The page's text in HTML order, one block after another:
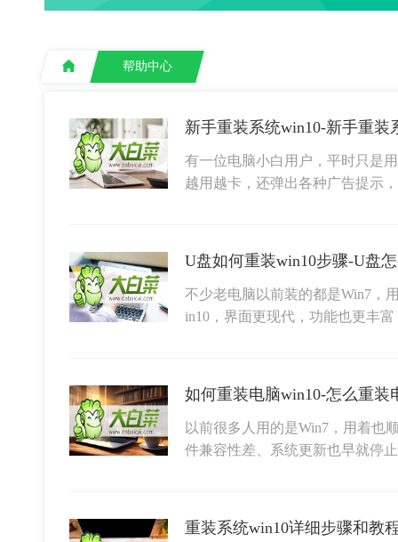
帮助中心
新手重装系统win10-新手重装
有一位电脑小白用户，平时只是
越用越卡，还弹出各种广告提示
U盘如何重装win10步骤-U盘
不少老电脑以前装的都是Win7，
in10，界面更现代，功能也更丰
如何重装电脑win10-怎么重装
以前很多人用的是Win7，用着也
件兼容性差、系统更新也早就停
重装系统win10详细步骤和教